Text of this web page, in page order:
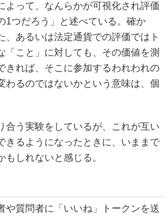
よって、なんらかが可視化され評価
1つだろう」と述べている。確か
あるいは法定通貨での評価ではト
こと」に対しても、その価値を測
きれば、そこに参加するわれわれの
わるのではないかという意味は、個
う実験をしているが、これが互い
きるようになったときに、いままで
しれないと感じる。
や質問者に「いいね」トークンを送